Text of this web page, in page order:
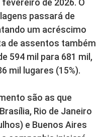
de 2026. O
passará de
um acréscimo
de assentos também
594 mil para 681 mil,
mil lugares (15%).
são as que
Rio de Janeiro
e Buenos Aires